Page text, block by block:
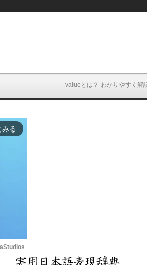
valueとは？ わかりやすく解
みる